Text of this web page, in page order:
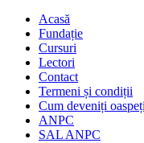
Acasă
Fundație
Cursuri
Lectori
Contact
Termeni și condiții
Cum deveniți oaspeți
ANPC
SAL ANPC